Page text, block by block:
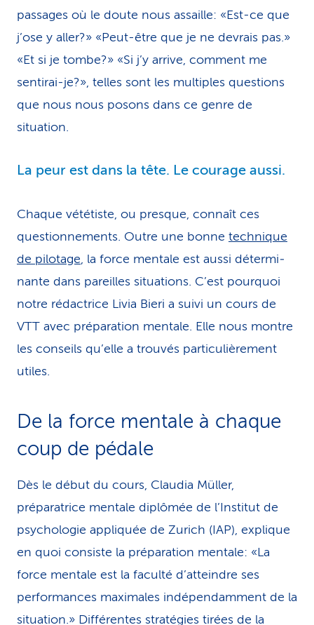
passages où le doute nous assaille: «Est-ce que
j’ose y aller?» «Peut-être que je ne devrais pas.»
«Et si je tombe?» «Si j’y arrive, comment me
sentirai-je?», telles sont les multiples questions
que nous nous posons dans ce genre de
situation.
La peur est dans la tête. Le courage aussi.
Chaque vététiste, ou presque, connaît ces
questionnements. Outre une bonne technique
de pilotage, la force mentale est aussi dé­ter­mi­
nante dans pareilles situations. C’est pourquoi
notre rédactrice Livia Bieri a suivi un cours de
VTT avec préparation mentale. Elle nous montre
les conseils qu’elle a trouvés particulièrement
utiles.
De la force mentale à chaque
coup de pédale
Dès le début du cours, Claudia Müller,
préparatrice mentale di­plô­mée de l’Institut de
psychologie appliquée de Zurich (IAP), explique
en quoi consiste la préparation mentale: «La
force mentale est la faculté d’atteindre ses
performances maximales indépendamment de la
situation.» Différentes stratégies tirées de la